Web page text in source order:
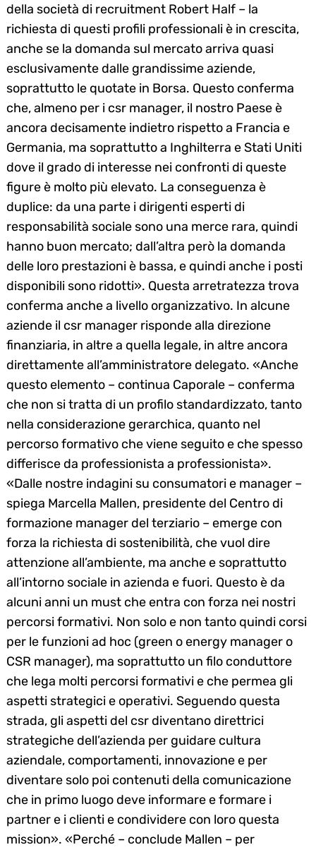
della società di recruitment Robert Half – la
richiesta di questi profili professionali è in crescita,
anche se la domanda sul mercato arriva quasi
esclusivamente dalle grandissime aziende,
soprattutto le quotate in Borsa. Questo conferma
che, almeno per i csr manager, il nostro Paese è
ancora decisamente indietro rispetto a Francia e
Germania, ma soprattutto a Inghilterra e Stati Uniti
dove il grado di interesse nei confronti di queste
figure è molto più elevato. La conseguenza è
duplice: da una parte i dirigenti esperti di
responsabilità sociale sono una merce rara, quindi
hanno buon mercato; dall’altra però la domanda
delle loro prestazioni è bassa, e quindi anche i posti
disponibili sono ridotti». Questa arretratezza trova
conferma anche a livello organizzativo. In alcune
aziende il csr manager risponde alla direzione
finanziaria, in altre a quella legale, in altre ancora
direttamente all’amministratore delegato. «Anche
questo elemento – continua Caporale – conferma
che non si tratta di un profilo standardizzato, tanto
nella considerazione gerarchica, quanto nel
percorso formativo che viene seguito e che spesso
differisce da professionista a professionista».
«Dalle nostre indagini su consumatori e manager –
spiega Marcella Mallen, presidente del Centro di
formazione manager del terziario – emerge con
forza la richiesta di sostenibilità, che vuol dire
attenzione all’ambiente, ma anche e soprattutto
all’intorno sociale in azienda e fuori. Questo è da
alcuni anni un must che entra con forza nei nostri
percorsi formativi. Non solo e non tanto quindi corsi
per le funzioni ad hoc (green o energy manager o
CSR manager), ma soprattutto un filo conduttore
che lega molti percorsi formativi e che permea gli
aspetti strategici e operativi. Seguendo questa
strada, gli aspetti del csr diventano direttrici
strategiche dell’azienda per guidare cultura
aziendale, comportamenti, innovazione e per
diventare solo poi contenuti della comunicazione
che in primo luogo deve informare e formare i
partner e i clienti e condividere con loro questa
mission». «Perché – conclude Mallen – per
Search
for: